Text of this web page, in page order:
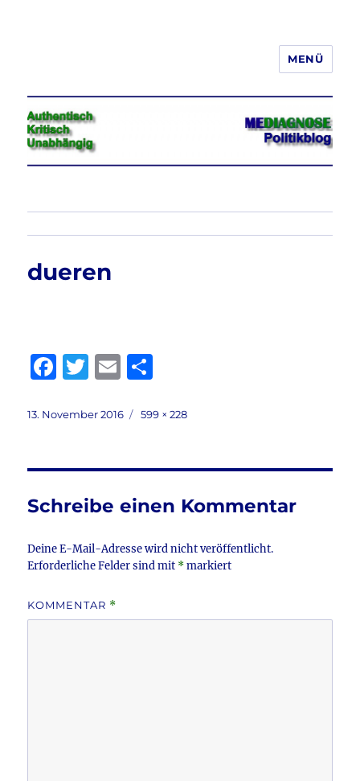
Jeder hat das Recht, seine
Meinung in Wort, Schrift und Bild
frei zu äußern und zu verbreiten
MENÜ
dueren
F
c
b
o
o
k
T
it
r
E
ai le
Veröffentlicht
13. November 2016
Volle
599 × 228
Schreibe einen Kommentar
Deine E-Mail-Adresse wird nicht veröffentlicht.
Erforderliche Felder sind mit *markiert
KOMMENTAR *